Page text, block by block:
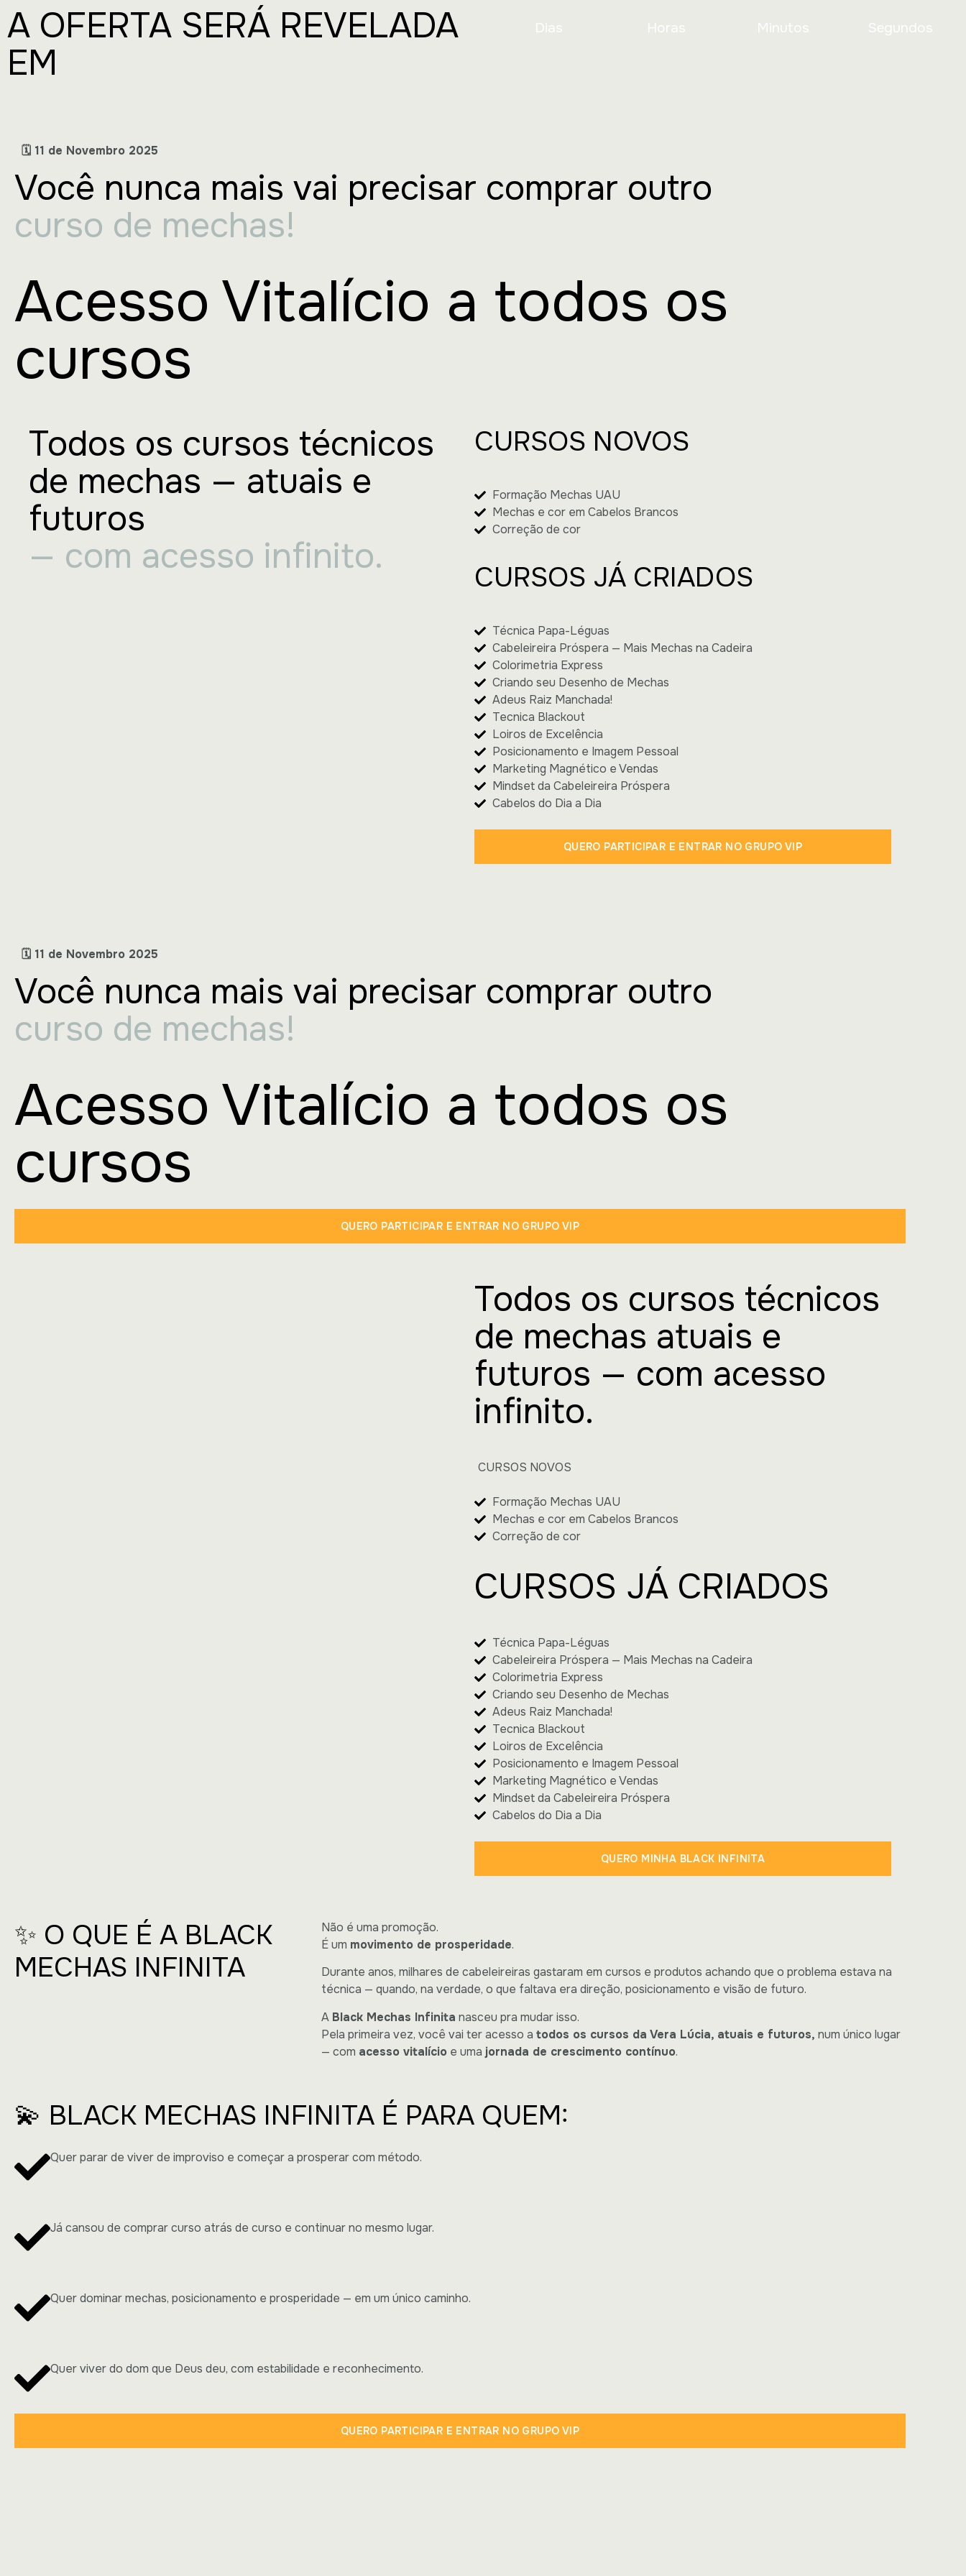
A OFERTA SERÁ REVELADA
EM
Dias Horas Minutos Segundos
🗓 11 de Novembro 2025
Você nunca mais vai precisar comprar outro
curso de mechas!
Acesso Vitalício a todos os
cursos
Todos os cursos técnicos
de mechas — atuais e
futuros
— com acesso infinito.
CURSOS NOVOS
Formação Mechas UAU
Mechas e cor em Cabelos Brancos
Correção de cor
CURSOS JÁ CRIADOS
Técnica Papa-Léguas
Cabeleireira Próspera — Mais Mechas na Cadeira
Colorimetria Express
Criando seu Desenho de Mechas
Adeus Raiz Manchada!
Tecnica Blackout
Loiros de Excelência
Posicionamento e Imagem Pessoal
Marketing Magnético e Vendas
Mindset da Cabeleireira Próspera
Cabelos do Dia a Dia
QUERO PARTICIPAR E ENTRAR NO GRUPO VIP
🗓 11 de Novembro 2025
Você nunca mais vai precisar comprar outro
curso de mechas!
Acesso Vitalício a todos os
cursos
QUERO PARTICIPAR E ENTRAR NO GRUPO VIP
Todos os cursos técnicos
de mechas atuais e
futuros — com acesso
infinito.
CURSOS NOVOS
Formação Mechas UAU
Mechas e cor em Cabelos Brancos
Correção de cor
CURSOS JÁ CRIADOS
Técnica Papa-Léguas
Cabeleireira Próspera — Mais Mechas na Cadeira
Colorimetria Express
Criando seu Desenho de Mechas
Adeus Raiz Manchada!
Tecnica Blackout
Loiros de Excelência
Posicionamento e Imagem Pessoal
Marketing Magnético e Vendas
Mindset da Cabeleireira Próspera
Cabelos do Dia a Dia
QUERO MINHA BLACK INFINITA
✨ O QUE É A BLACK
MECHAS INFINITA
Não é uma promoção.
É um movimento de prosperidade.
Durante anos, milhares de cabeleireiras gastaram em cursos e produtos achando que o problema estava na
técnica — quando, na verdade, o que faltava era direção, posicionamento e visão de futuro.
A Black Mechas Infinita nasceu pra mudar isso.
Pela primeira vez, você vai ter acesso a todos os cursos da Vera Lúcia, atuais e futuros, num único lugar
— com acesso vitalícioe uma jornada de crescimento contínuo.
💫 BLACK MECHAS INFINITA É PARA QUEM:
Quer parar de viver de improviso e começar a prosperar com método.
Já cansou de comprar curso atrás de curso e continuar no mesmo lugar.
Quer dominar mechas, posicionamento e prosperidade — em um único caminho.
Quer viver do dom que Deus deu, com estabilidade e reconhecimento.
QUERO PARTICIPAR E ENTRAR NO GRUPO VIP